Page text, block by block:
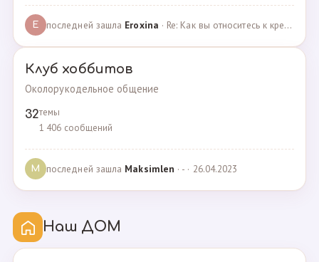
E последней зашла Eroxina · Re: Как вы относитесь к кредитам? · 06.04.2025
Клуб хоббитов
Околорукодельное общение
32темы
1 406 сообщений
M последней зашла Maksimlen · - · 26.04.2023
Наш ДОМ